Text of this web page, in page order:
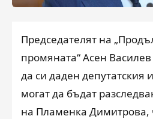
Председателят на
промяната“ Асен Василев
да си даден депутатския
могат да бъдат
на Пламенка Димитрова,